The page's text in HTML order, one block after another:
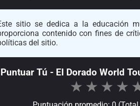
sitio se dedica a la educación
contenido con fines de
del sitio.
Puntuar Tú - El Dorado World
★ ★ ★ ★